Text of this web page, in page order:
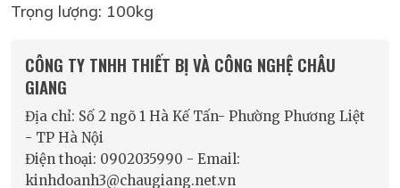
Trọng lượng: 100kg
CÔNG TY TNHH THIẾT BỊ VÀ CÔNG NGHỆ CHÂU
GIANG
Địa chỉ: Số 2 ngõ 1 Hà Kế Tấn- Phường Phương Liệt
- TP Hà Nội
Điện thoại: 0902035990 - Email:
kinhdoanh3@chaugiang.net.vn